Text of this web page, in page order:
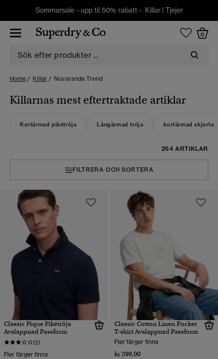
Sommarsale - upp til 50% rabatt - Killar| Tjejer
0
Home Killar Nuvarande Trend
Killarnas mest eftertraktade artiklar
Kortärmad pikétröja Långärmad tröja kortärmad skjorta
264 ARTIKLAR
FILTRERA OCH SORTERA
Classic Pique Pikétröja
Avslappnad Passform
(2)
Fler färger finns
Classic Cotton Linen Pocket
T-shirt Avslappnad Passform
Fler färger finns
kr 299,00